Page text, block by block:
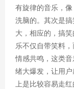
有旋律的音乐，
洗脑的。其次是
大，相应的，搞
乐不仅自带笑料
情感共鸣，这类
绪大爆发，让用
上是比较容易走红